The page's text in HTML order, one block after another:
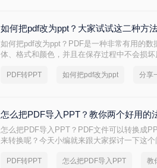
如何把pdf改为ppt？大家试试这二种方法
如何把pdf改为ppt？PDF是一种非常有用的
体、格式和颜色，并且在保存过程中不会损
什么?接下来分享一些容易学习的方法。让我
PDF转PPT 如何把pdf改为ppt
怎么把PDF导入PPT？教你两个好用的
怎么把PDF导入PPT？PDF文件可以转换成
来转换呢？今天小编就来跟大家探讨一下这
帮助我们PDF转PPT。
PDF转PPT 怎么把PDF导入PPT 教